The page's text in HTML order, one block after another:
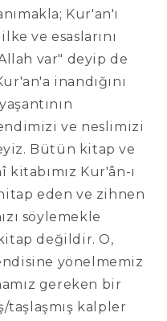
Kur'an'ı
ve esaslarını
var" deyip de
inandığını
ve neslimizi
Bütün kitap ve
Kur'ân-ı
eden ve zihnen
söylemekle
değildir. O,
yönelmemiz
gereken bir
taşlaşmış kalpler